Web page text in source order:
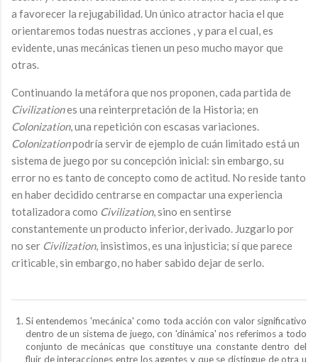
a favorecer la rejugabilidad. Un único atractor hacia el que
orientaremos todas nuestras acciones , y para el cual, es
evidente, unas mecánicas tienen un peso mucho mayor que
otras.
Continuando la metáfora que nos proponen, cada partida de
Civilizationes una reinterpretación de la Historia; en
Colonization, una repetición con escasas variaciones.
Colonizationpodría servir de ejemplo de cuán limitado está un
sistema de juego por su concepción inicial: sin embargo, su
error no es tanto de concepto como de actitud. No reside tanto
en haber decidido centrarse en compactar una experiencia
totalizadora como Civilization, sino en sentirse
constantemente un producto inferior, derivado. Juzgarlo por
no ser Civilization, insistimos, es una injusticia; sí que parece
criticable, sin embargo, no haber sabido dejar de serlo.
Si entendemos 'mecánica' como toda acción con valor significativo
dentro de un sistema de juego, con 'dinámica' nos referimos a todo
conjunto de mecánicas que constituye una constante dentro del
fluir de interacciones entre los agentes y que se distingue de otra u